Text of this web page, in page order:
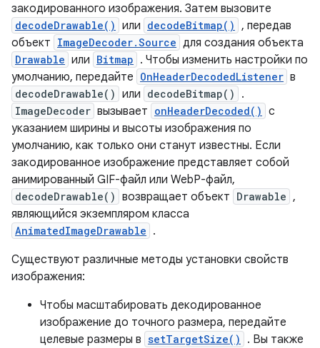
закодированного изображения. Затем вызовите
decodeDrawable() или decodeBitmap() , передав
объект ImageDecoder.Source для создания объекта
Drawable или Bitmap . Чтобы изменить настройки по
умолчанию, передайте OnHeaderDecodedListener в
decodeDrawable() или decodeBitmap() .
ImageDecoder вызывает onHeaderDecoded() с
указанием ширины и высоты изображения по
умолчанию, как только они станут известны. Если
закодированное изображение представляет собой
анимированный GIF-файл или WebP-файл,
decodeDrawable() возвращает объект Drawable ,
являющийся экземпляром класса
AnimatedImageDrawable .
Существуют различные методы установки свойств
изображения:
Чтобы масштабировать декодированное
изображение до точного размера, передайте
целевые размеры в setTargetSize()
. Вы также